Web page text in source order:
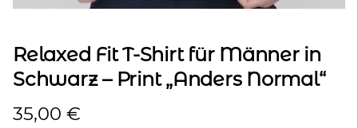
Relaxed Fit T-Shirt für Männer in
Schwarz – Print „Anders Normal“
35,00 €